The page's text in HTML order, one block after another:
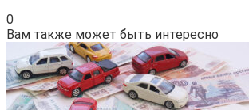
0
Вам также может быть интересно